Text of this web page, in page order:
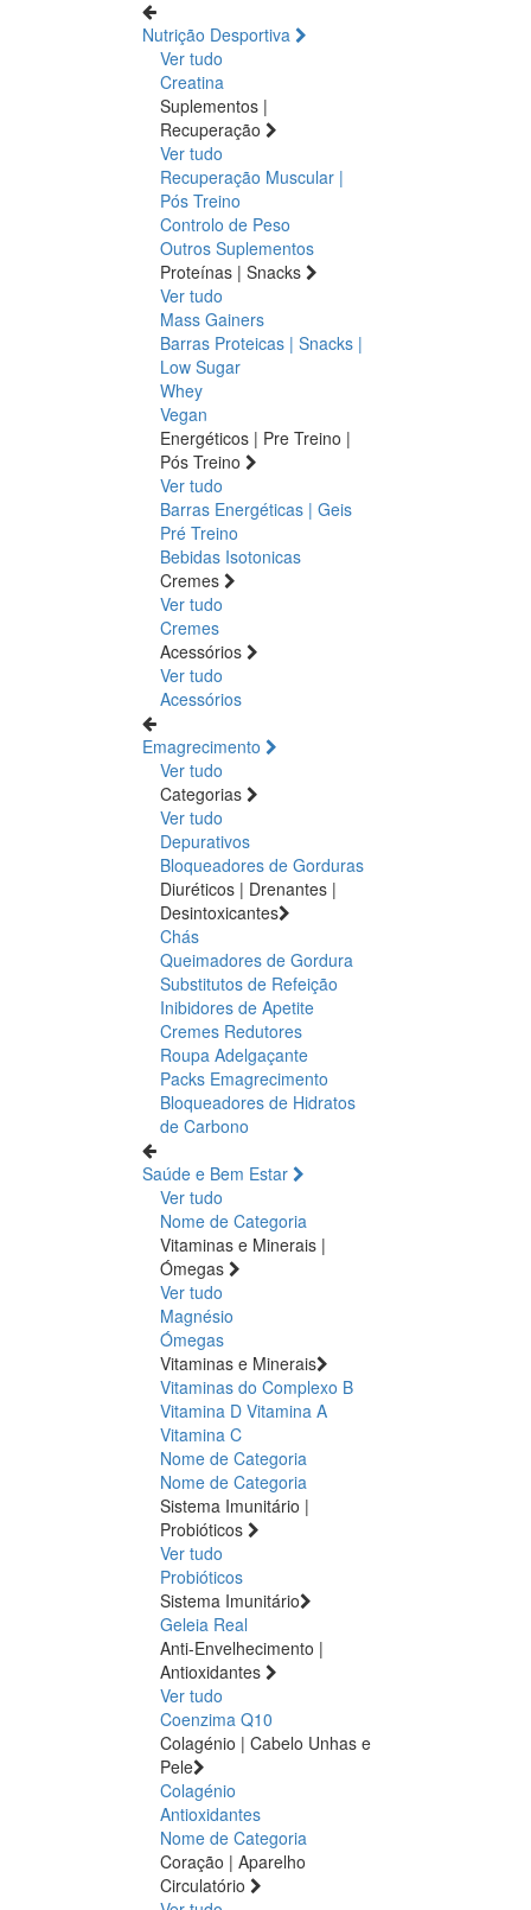
Nutrição Desportiva
Ver tudo
Creatina
Suplementos |
Recuperação
Ver tudo
Recuperação Muscular |
Pós Treino
Controlo de Peso
Outros Suplementos
Proteínas | Snacks
Ver tudo
Mass Gainers
Barras Proteicas | Snacks |
Low Sugar
Whey
Vegan
Energéticos | Pre Treino |
Pós Treino
Ver tudo
Barras Energéticas | Geis
Pré Treino
Bebidas Isotonicas
Cremes
Ver tudo
Cremes
Acessórios
Ver tudo
Acessórios
Emagrecimento
Ver tudo
Categorias
Ver tudo
Depurativos
Bloqueadores de Gorduras
Diuréticos | Drenantes |
Desintoxicantes
Chás
Queimadores de Gordura
Substitutos de Refeição
Inibidores de Apetite
Cremes Redutores
Roupa Adelgaçante
Packs Emagrecimento
Bloqueadores de Hidratos
de Carbono
Saúde e Bem Estar
Ver tudo
Nome de Categoria
Vitaminas e Minerais |
Ómegas
Ver tudo
Magnésio
Ómegas
Vitaminas e Minerais
Vitaminas do Complexo B
Vitamina D Vitamina A
Vitamina C
Nome de Categoria
Nome de Categoria
Sistema Imunitário |
Probióticos
Ver tudo
Probióticos
Sistema Imunitário
Geleia Real
Anti-Envelhecimento |
Antioxidantes
Ver tudo
Coenzima Q10
Colagénio | Cabelo Unhas e
Pele
Colagénio
Antioxidantes
Nome de Categoria
Coração | Aparelho
Circulatório